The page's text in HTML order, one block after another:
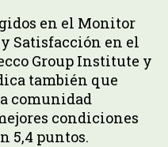
en el Monitor
Satisfacción en el
Group Institute y
también que
comunidad
condiciones
5,4 puntos.